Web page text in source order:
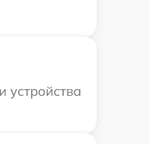
устройства